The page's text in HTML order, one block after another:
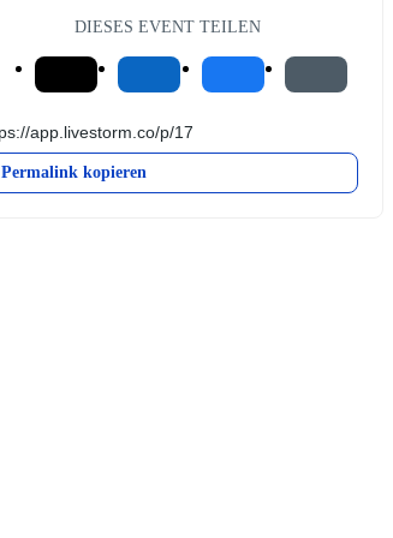
DIESES EVENT TEILEN
Permalink kopieren